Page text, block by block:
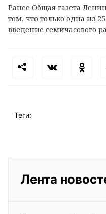
Ранее Общая газета
том, что только одна из
введение семичасового
Теги:
Лента